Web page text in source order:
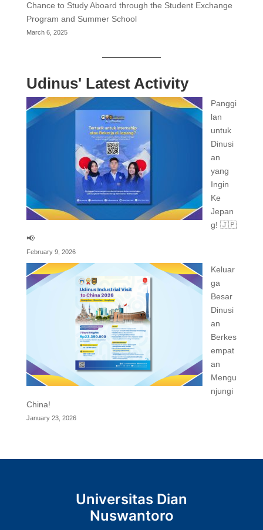
Chance to Study Aboard through the Student Exchange
Program and Summer School
March 6, 2025
Udinus' Latest Activity
Panggi
lan
untuk
Dinusi
an
yang
Ingin
Ke
Jepan
g! 🇯🇵
📢
February 9, 2026
Keluar
ga
Besar
Dinusi
an
Berkes
empat
an
Mengu
njungi
China!
January 23, 2026
Universitas Dian
Nuswantoro